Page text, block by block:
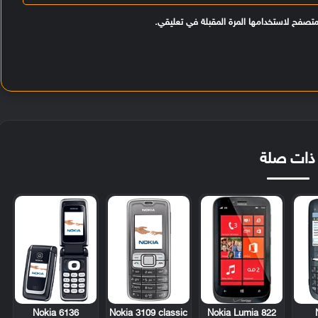
لاستخدامها المرة المقبلة في تعليقي.
ذات صلة
Nokia Lumia 822
Nokia 3109 classic
Nokia 6136